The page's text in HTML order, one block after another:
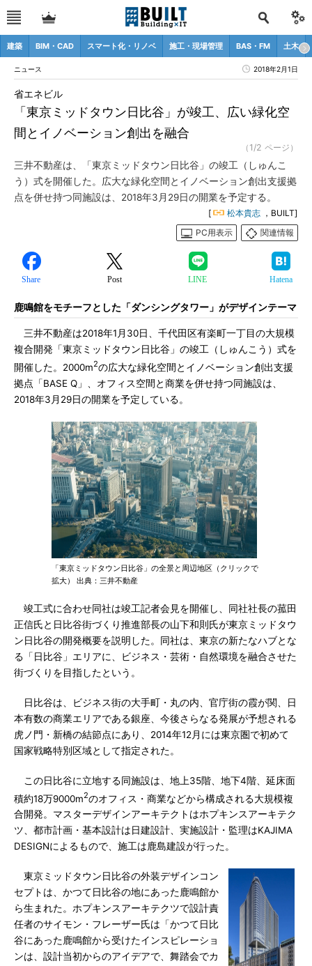
建築 BIM・CAD スマート化・リノベ 施工・現場管理 BAS・FM 土木
ニュース 2018年2月1日
「東京ミッドタウン日比谷」が竣工、広い緑化空
間とイノベーション創出を融合
省エネビル
（1/2 ページ）
三井不動産は、「東京ミッドタウン日比谷」の竣工（しゅんこ
う）式を開催した。広大な緑化空間とイノベーション創出支援拠
点を併せ持つ同施設は、2018年3月29日の開業を予定する。
[ 松本貴志 ，BUILT]
PC用表示
関連情報
Share Post LINE Hatena
鹿鳴館をモチーフとした「ダンシングタワー」がデザインテーマ
三井不動産は2018年1月30日、千代田区有楽町一丁目の大規模
複合開発「東京ミッドタウン日比谷」の竣工（しゅんこう）式を
開催した。2000m2の広大な緑化空間とイノベーション創出支援
拠点「BASE Q」、オフィス空間と商業を併せ持つ同施設は、
2018年3月29日の開業を予定している。
「東京ミッドタウン日比谷」の全景と周辺地区（クリックで
拡大） 出典：三井不動産
竣工式に合わせ同社は竣工記者会見を開催し、同社社長の菰田
正信氏と日比谷街づくり推進部長の山下和則氏が東京ミッドタウ
ン日比谷の開発概要を説明した。同社は、東京の新たなハブとな
る「日比谷」エリアに、ビジネス・芸術・自然環境を融合させた
街づくりを目指したという。
日比谷は、ビジネス街の大手町・丸の内、官庁街の霞が関、日
本有数の商業エリアである銀座、今後さらなる発展が予想される
虎ノ門・新橋の結節点にあり、2014年12月には東京圏で初めて
国家戦略特別区域として指定された。
この日比谷に立地する同施設は、地上35階、地下4階、延床面
積約18万9000m2のオフィス・商業などから構成される大規模複
合開発。マスターデザインアーキテクトはホプキンスアーキテク
ツ、都市計画・基本設計は日建設計、実施設計・監理はKAJIMA
DESIGNによるもので、施工は鹿島建設が行った。
東京ミッドタウン日比谷の外装デザインコン
セプトは、かつて日比谷の地にあった鹿鳴館か
ら生まれた。ホプキンスアーキテクツで設計責
任者のサイモン・フレーザー氏は「かつて日比
谷にあった鹿鳴館から受けたインスピレーショ
ンは、設計当初からのアイデアで、舞踏会でカ